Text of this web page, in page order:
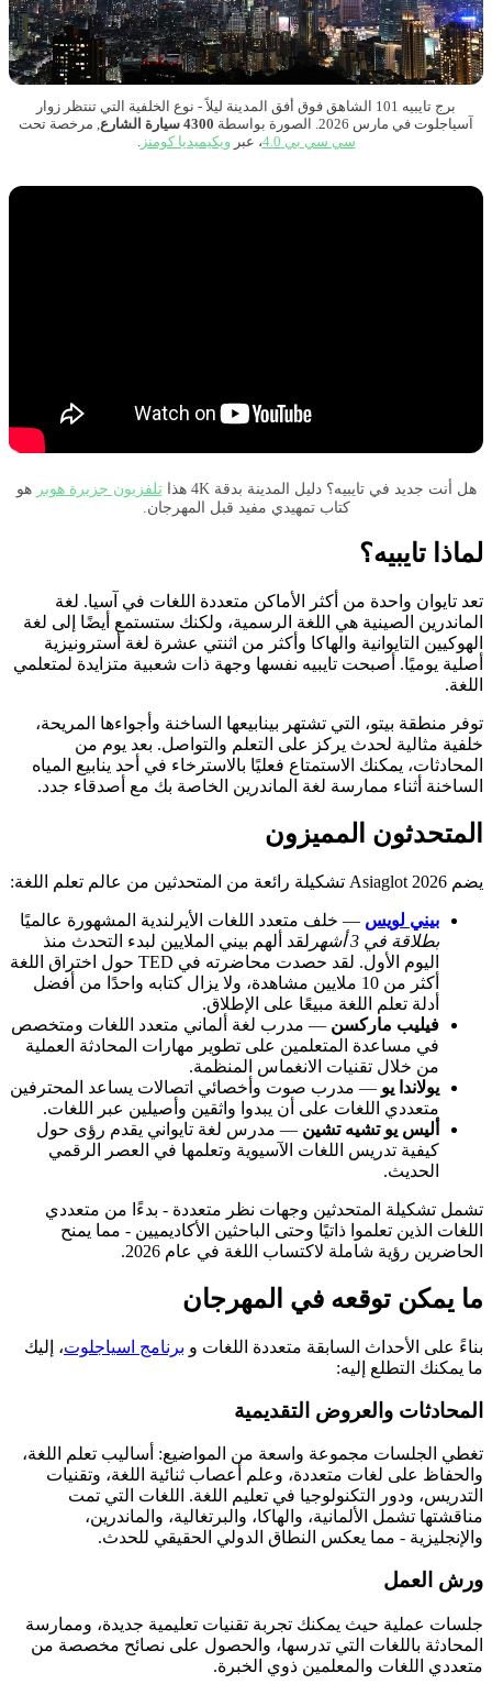
برج تايبيه 101 الشاهق فوق أفق المدينة ليلاً - نوع الخلفية التي تنتظر زوار
آسياجلوت في مارس 2026. الصورة بواسطة
4300 سيارة الشارع
, مرخصة تحت
سي سي بي 4.0
، عبرويكيميديا ​​​​كومنز
هل أنت جديد في تايبيه؟ دليل المدينة بدقة 4K هذا تلفزيون جزيرة هوبر هو
كتاب تمهيدي مفيد قبل المهرجان.
لماذا تايبيه؟
تعد تايوان واحدة من أكثر الأماكن متعددة اللغات في آسيا. لغة
الماندرين الصينية هي اللغة الرسمية، ولكنك ستستمع أيضًا إلى لغة
الهوكيين التايوانية والهاكا وأكثر من اثنتي عشرة لغة أسترونيزية
أصلية يوميًا. أصبحت تايبيه نفسها وجهة ذات شعبية متزايدة لمتعلمي
اللغة.
توفر منطقة بيتو، التي تشتهر بينابيعها الساخنة وأجواءها المريحة،
خلفية مثالية لحدث يركز على التعلم والتواصل. بعد يوم من
المحادثات، يمكنك الاستمتاع فعليًا بالاسترخاء في أحد ينابيع المياه
الساخنة أثناء ممارسة لغة الماندرين الخاصة بك مع أصدقاء جدد.
المتحدثون المميزون
يضم Asiaglot 2026 تشكيلة رائعة من المتحدثين من عالم تعلم اللغة:
بيني لويس — خلف متعدد اللغات الأيرلندية المشهورة عالميًا
بطلاقة في 3 أشهر
لقد ألهم بيني الملايين لبدء التحدث منذ
اليوم الأول. لقد حصدت محاضرته في TED حول اختراق اللغة
أكثر من 10 ملايين مشاهدة، ولا يزال كتابه واحدًا من أفضل
أدلة تعلم اللغة مبيعًا على الإطلاق.
فيليب ماركسن — مدرب لغة ألماني متعدد اللغات ومتخصص
في مساعدة المتعلمين على تطوير مهارات المحادثة العملية
من خلال تقنيات الانغماس المنظمة.
يولاندا يو — مدرب صوت وأخصائي اتصالات يساعد المحترفين
متعددي اللغات على أن يبدوا واثقين وأصيلين عبر اللغات.
أليس يو تشيه تشين — مدرس لغة تايواني يقدم رؤى حول
كيفية تدريس اللغات الآسيوية وتعلمها في العصر الرقمي
الحديث.
تشمل تشكيلة المتحدثين وجهات نظر متعددة - بدءًا من متعددي
اللغات الذين تعلموا ذاتيًا وحتى الباحثين الأكاديميين - مما يمنح
الحاضرين رؤية شاملة لاكتساب اللغة في عام 2026.
ما يمكن توقعه في المهرجان
بناءً على الأحداث السابقة متعددة اللغات و برنامج اسياجلوت، إليك
ما يمكنك التطلع إليه:
المحادثات والعروض التقديمية
تغطي الجلسات مجموعة واسعة من المواضيع: أساليب تعلم اللغة،
والحفاظ على لغات متعددة، وعلم أعصاب ثنائية اللغة، وتقنيات
التدريس، ودور التكنولوجيا في تعليم اللغة. اللغات التي تمت
مناقشتها تشمل الألمانية، والهاكا، والبرتغالية، والماندرين،
والإنجليزية - مما يعكس النطاق الدولي الحقيقي للحدث.
ورش العمل
جلسات عملية حيث يمكنك تجربة تقنيات تعليمية جديدة، وممارسة
المحادثة باللغات التي تدرسها، والحصول على نصائح مخصصة من
متعددي اللغات والمعلمين ذوي الخبرة.